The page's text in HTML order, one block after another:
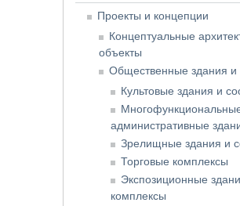
Проекты и концепции
Концептуальные
объекты
Общественные здания и
Культовые здания и
административные
Зрелищные здания и
Торговые комплексы
Экспозиционные
комплексы